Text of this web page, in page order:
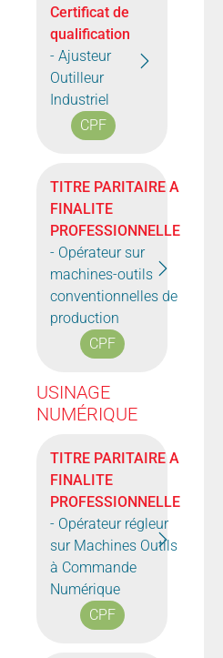
Certificat de
qualification
- Ajusteur
Outilleur
Industriel
CPF
TITRE PARITAIRE A
FINALITE
PROFESSIONNELLE
- Opérateur sur
machines-outils
conventionnelles de
production
CPF
USINAGE
NUMÉRIQUE
TITRE PARITAIRE A
FINALITE
PROFESSIONNELLE
- Opérateur régleur
sur Machines Outils
à Commande
Numérique
CPF